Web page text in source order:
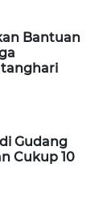
Bantuan
Gudang
Cukup 10